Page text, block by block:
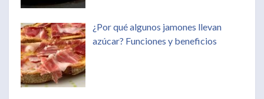
¿Por qué algunos jamones llevan
azúcar? Funciones y beneficios